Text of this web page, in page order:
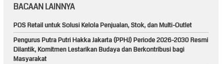
BACAAN LAINNYA
POS Retail untuk Solusi Kelola Penjualan, Stok, dan Multi-Outlet
Pengurus Putra Putri Hakka Jakarta (PPHJ) Periode 2026-2030 Resmi
Dilantik, Komitmen Lestarikan Budaya dan Berkontribusi bagi
Masyarakat